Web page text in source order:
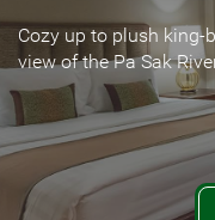
Cozy up to plush king-
view of the Pa Sak
Cozy up to plush king-
view of the Pa Sak